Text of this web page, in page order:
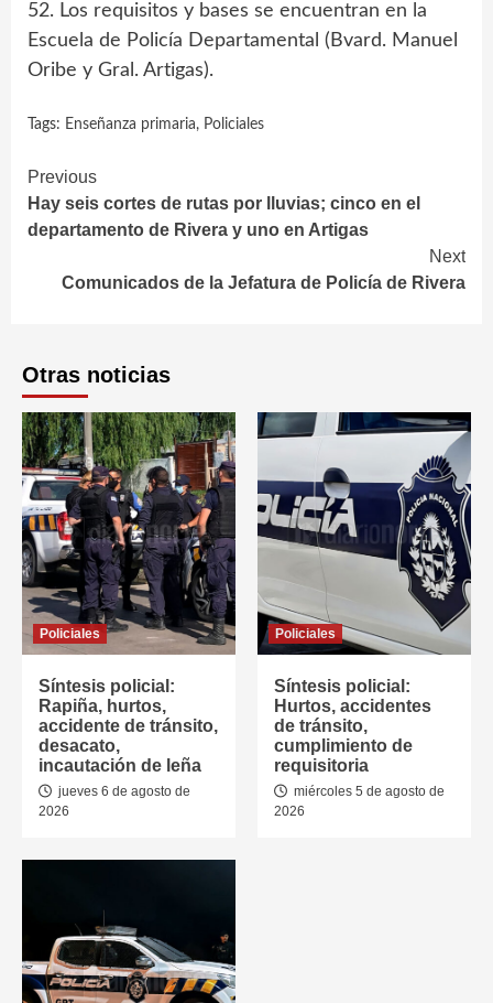
52. Los requisitos y bases se encuentran en la
Escuela de Policía Departamental (Bvard. Manuel
Oribe y Gral. Artigas).
Tags: Enseñanza primaria, Policiales
Continue
Reading
Previous
Hay seis cortes de rutas por lluvias; cinco en el
departamento de Rivera y uno en Artigas
Next
Comunicados de la Jefatura de Policía de Rivera
Otras noticias
Policiales
Síntesis policial:
Rapiña, hurtos,
accidente de tránsito,
desacato,
incautación de leña
jueves 6 de agosto de
2026
Policiales
Síntesis policial:
Hurtos, accidentes
de tránsito,
cumplimiento de
requisitoria
miércoles 5 de agosto de
2026